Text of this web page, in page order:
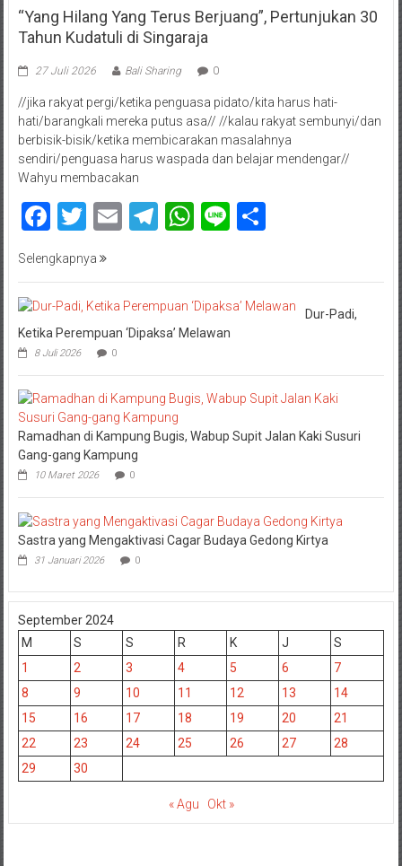
“Yang Hilang Yang Terus Berjuang”, Pertunjukan 30
Tahun Kudatuli di Singaraja
27 Juli 2026 Bali Sharing 0
//jika rakyat pergi/ketika penguasa pidato/kita harus hati-
hati/barangkali mereka putus asa// //kalau rakyat sembunyi/dan
berbisik-bisik/ketika membicarakan masalahnya
sendiri/penguasa harus waspada dan belajar mendengar//
Wahyu membacakan
Facebook
Twitter
EmailTelegram
WhatsApp
LineShare
Selengkapnya
Dur-Padi,
Ketika Perempuan ‘Dipaksa’ Melawan
8 Juli 2026 0
Ramadhan di Kampung Bugis, Wabup Supit Jalan Kaki Susuri
Gang-gang Kampung
10 Maret 2026 0
Sastra yang Mengaktivasi Cagar Budaya Gedong Kirtya
31 Januari 2026 0
September 2024
M
S S R K J
S
1
2 3 4 5 6
7
8
9 10 11 12 13
14
15
16 17 18 19 20
21
22
23 24 25 26 27
28
29
30
« Agu Okt »